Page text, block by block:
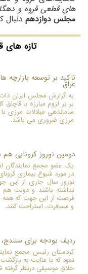
های قطعی قروه و
مجلس دوازدهم دنبال
تازه
تاکید بر توسعه بازارچه
عراق
به گزارش مجلس ایران
بر بر لزوم مبارزه با
ساماندهی مبادلات مرزی
مرزی ضروری می باشد.
دومین نوروز کرونایی
یک عضو مجمع نمایندگان
در مورد شیوع بیماری
نوروز سال جاری از این
نداشته باشند و دولت هم
فرصت از این جهت که همه
و مسافرت، استراحت کنند.
ردیف بودجه برای
کردستان رئیس مجمع
نمود که با عنایت به
خلاق موسیقی درنظر گرفته